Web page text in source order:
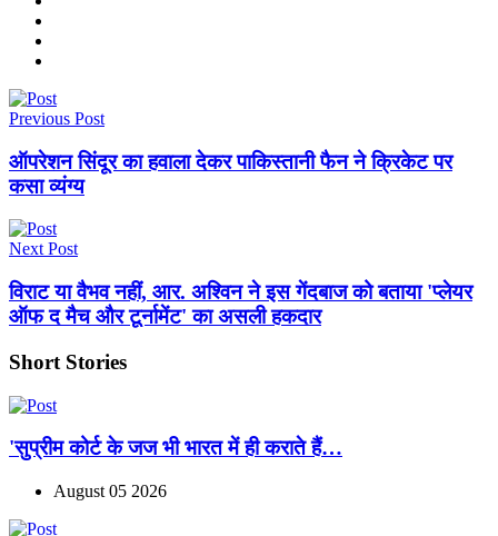
Previous Post
ऑपरेशन सिंदूर का हवाला देकर पाकिस्तानी फैन ने क्रिकेट पर
कसा व्यंग्य
Next Post
विराट या वैभव नहीं, आर. अश्विन ने इस गेंदबाज को बताया 'प्लेयर
ऑफ द मैच और टूर्नामेंट' का असली हकदार
Short Stories
'सुप्रीम कोर्ट के जज भी भारत में ही कराते हैं…
August 05 2026